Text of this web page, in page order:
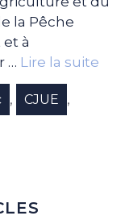
la Pêche
à
… Lire la suite
, CJUE ,